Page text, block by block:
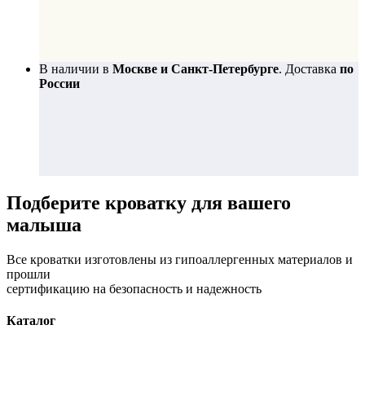
В наличии в Москве и Санкт-Петербурге. Доставка по
России
Подберите кроватку для вашего
малыша
Все кроватки изготовлены из гипоаллергенных материалов и
прошли
сертификацию на безопасность и надежность
Каталог